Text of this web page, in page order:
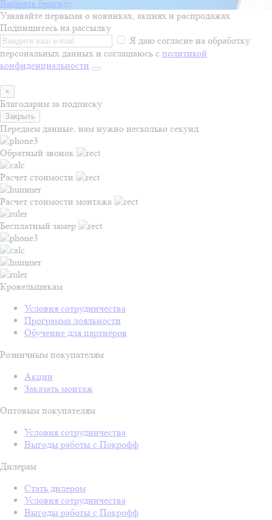
Выбрать бригаду
Узнавайте первыми о новинках, акциях и распродажах
Подпишитесь на рассылку
Я даю согласие на обработку
персональных данных и соглашаюсь с политикой
конфиденциальности
×
Благодарим за подписку
Закрыть
Передаем данные, нам нужно несколько секунд
Обратный звонок
Расчет стоимости
Расчет стоимости монтажа
Бесплатный замер
Кровельщикам
Условия сотрудничества
Программа лояльности
Обучение для партнёров
Розничным покупателям
Акции
Заказать монтаж
Оптовым покупателям
Условия сотрудничества
Выгоды работы с Покрофф
Дилерам
Стать дилером
Условия сотрудничества
Выгоды работы с Покрофф